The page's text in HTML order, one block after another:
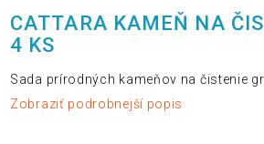
CATTARA KAMEŇ NA
4 KS
Sada prírodných kameňov na čistenie
Zobraziť podrobnejší popis